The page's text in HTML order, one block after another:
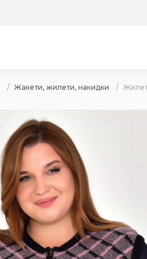
/ Жакети, жилети, накидки /